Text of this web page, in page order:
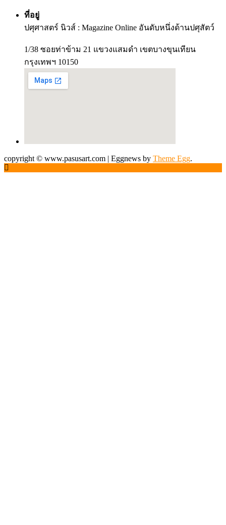
ที่อยู่
ปศุศาสตร์ นิวส์ : Magazine Online อันดับหนึ่งด้านปศุสัตว์
1/38 ซอยท่าข้าม 21 แขวงแสมดำ เขตบางขุนเทียน
กรุงเทพฯ 10150
copyright © www.pasusart.com | Eggnews by Theme Egg.